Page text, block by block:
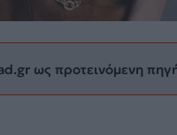
ως προτεινόμενη